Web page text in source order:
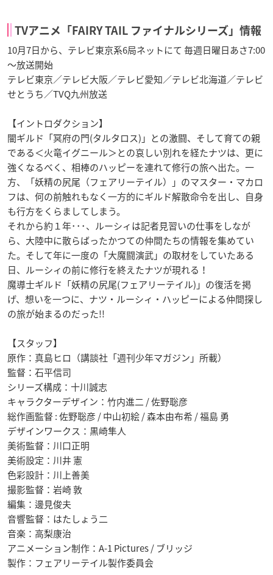
TVアニメ「FAIRY TAIL ファイナルシリーズ」情報
10月7日から、テレビ東京系6局ネットにて 毎週日曜日あさ7:00
～放送開始
テレビ東京／テレビ大阪／テレビ愛知／テレビ北海道／テレビ
せとうち／TVQ九州放送
【イントロダクション】
闇ギルド「冥府の門(タルタロス)」との激闘、そして育ての親
である＜火竜イグニール＞との哀しい別れを経たナツは、更に
強くなるべく、相棒のハッピーを連れて修行の旅へ出た。一
方、「妖精の尻尾（フェアリーテイル）」のマスター・マカロ
フは、何の前触れもなく一方的にギルド解散命令を出し、自身
も行方をくらましてしまう。
それから約１年･･･、ルーシィは記者見習いの仕事をしなが
ら、大陸中に散らばったかつての仲間たちの情報を集めてい
た。そして年に一度の「大魔闘演武」の取材をしていたある
日、ルーシィの前に修行を終えたナツが現れる！
魔導士ギルド「妖精の尻尾(フェアリーテイル)」の復活を掲
げ、想いを一つに、ナツ・ルーシィ・ハッピーによる仲間探し
の旅が始まるのだった!!
【スタッフ】
原作：真島ヒロ（講談社「週刊少年マガジン」所載）
監督：石平信司
シリーズ構成：十川誠志
キャラクターデザイン：竹内進二 / 佐野聡彦
総作画監督 : 佐野聡彦 / 中山初絵 / 森本由布希 / 福島 勇
デザインワークス：黒崎隼人
美術監督：川口正明
美術設定：川井 憲
色彩設計：川上善美
撮影監督：岩崎 敦
編集：邊見俊夫
音響監督：はたしょう二
音楽：高梨康治
アニメーション制作：A-1 Pictures / ブリッジ
製作：フェアリーテイル製作委員会